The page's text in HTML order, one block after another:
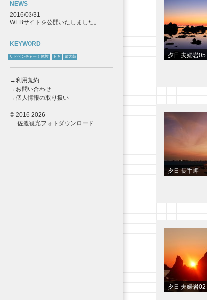
NEWS
2016/03/31
WEBサイトを公開いたしました。
KEYWORD
サドベンチャー！体験 トキ 鬼太鼓
→利用規約
→ お問い合わせ
→個人情報の取り扱い
© 2016-2026
佐渡観光フォト ダウンロード
夕日 夫婦岩05
夕日 長手岬
夕日 夫婦岩02